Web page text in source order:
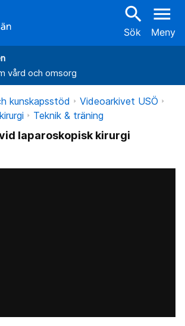
search
Sök
menu
Meny
vård och omsorg
kunskapsstöd
Videoarkivet USÖ
Teknik & träning
laparoskopisk kirurgi